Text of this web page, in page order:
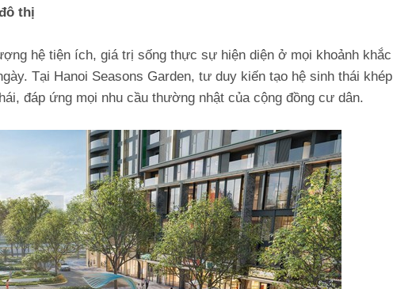
thị
hệ tiện ích, giá trị sống thực sự hiện diện ở mọi khoảnh khắc
Tại Hanoi Seasons Garden, tư duy kiến tạo hệ sinh thái khép
đáp ứng mọi nhu cầu thường nhật của cộng đồng cư dân.